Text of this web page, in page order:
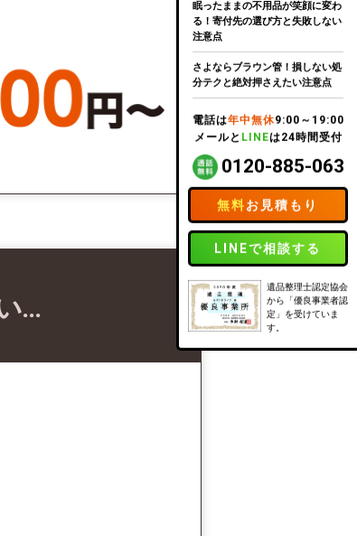
…
眠ったままの不用品が笑顔に変わ
る！寄付先の選び方と失敗しない
注意点
さよならブラウン管！損しない処
分テクと絶対押さえたい注意点
電話は年中無休9:00～19:00
メールと LINEは24時間受付
0120-885-063
無料お見積もり
LINEで相談する
遺品整理士認定協会
から「優良事業者認
定」を受けていま
す。